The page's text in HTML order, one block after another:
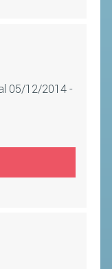
05/12/2014 -
2023
NAZIONALE
SPORTIVA